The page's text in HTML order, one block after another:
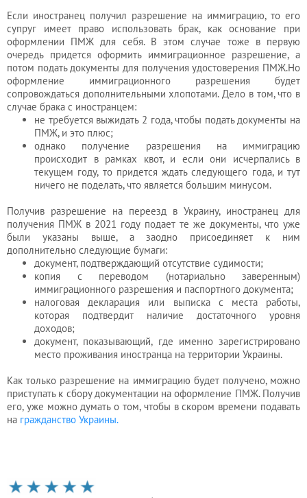
Если иностранец получил разрешение на иммиграцию, то его
супруг имеет право использовать брак, как основание при
оформлении ПМЖ для себя. В этом случае тоже в первую
очередь придется оформить иммиграционное разрешение, а
потом подать документы для получения удостоверения ПМЖ.Но
оформление иммиграционного разрешения будет
сопровождаться дополнительными хлопотами. Дело в том, что в
случае брака с иностранцем:
не требуется выжидать 2 года, чтобы подать документы на
ПМЖ, и это плюс;
однако получение разрешения на иммиграцию
происходит в рамках квот, и если они исчерпались в
текущем году, то придется ждать следующего года, и тут
ничего не поделать, что является большим минусом.
Получив разрешение на переезд в Украину, иностранец для
получения ПМЖ в 2021 году подает те же документы, что уже
были указаны выше, а заодно присоединяет к ним
дополнительно следующие бумаги:
документ, подтверждающий отсутствие судимости;
копия с переводом (нотариально заверенным)
иммиграционного разрешения и паспортного документа;
налоговая декларация или выписка с места работы,
которая подтвердит наличие достаточного уровня
доходов;
документ, показывающий, где именно зарегистрировано
место проживания иностранца на территории Украины.
Как только разрешение на иммиграцию будет получено, можно
приступать к сбору документации на оформление ПМЖ. Получив
его, уже можно думать о том, чтобы в скором времени подавать
на гражданство Украины.